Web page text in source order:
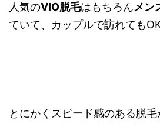
人気のVIO脱毛はもちろんメン
ていて、カップルで訪れてもOK
とにかくスピード感のある脱